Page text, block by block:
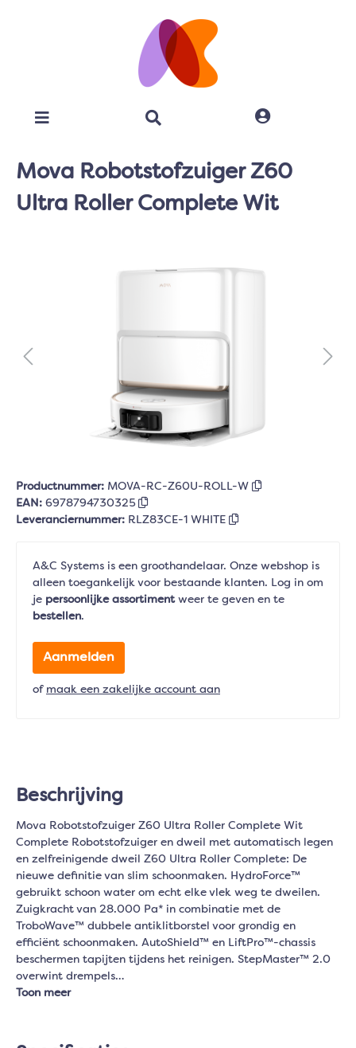
Mova Robotstofzuiger Z60
Ultra Roller Complete Wit
Productnummer: MOVA-RC-Z60U-ROLL-W
EAN: 6978794730325
Leveranciernummer: RLZ83CE-1 WHITE
A&C Systems is een groothandelaar. Onze webshop is
alleen toegankelijk voor bestaande klanten. Log in om
je persoonlijke assortimentweer te geven en te
bestellen.
Aanmelden
of maak een zakelijke account aan
Beschrijving
Mova Robotstofzuiger Z60 Ultra Roller Complete Wit
Complete Robotstofzuiger en dweil met automatisch legen
en zelfreinigende dweil Z60 Ultra Roller Complete: De
nieuwe definitie van slim schoonmaken. HydroForce™
gebruikt schoon water om echt elke vlek weg te dweilen.
Zuigkracht van 28.000 Pa* in combinatie met de
TroboWave™ dubbele antiklitborstel voor grondig en
efficiënt schoonmaken. AutoShield™ en LiftPro™-chassis
beschermen tapijten tijdens het reinigen. StepMaster™ 2.0
overwint drempels…
Toon meer